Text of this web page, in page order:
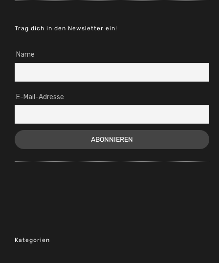
Trag dich in den Newsletter ein!
Name
E-Mail-Adresse
Kategorien